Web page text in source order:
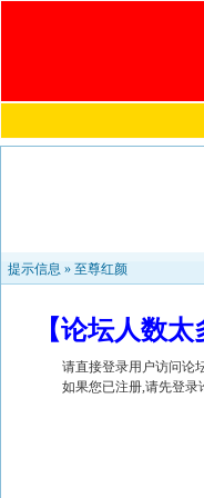
提示信息 » 至尊红颜
【论坛人数
请直接登录用户访问论
如果您已注册,请先登录